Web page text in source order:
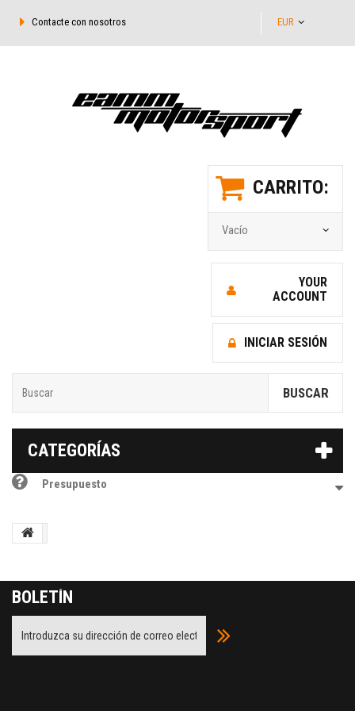
EUR
Contacte con nosotros
CARRITO:
Vacío
YOUR
ACCOUNT
INICIAR SESIÓN
BUSCAR
CATEGORÍAS
Presupuesto
BOLETÍN